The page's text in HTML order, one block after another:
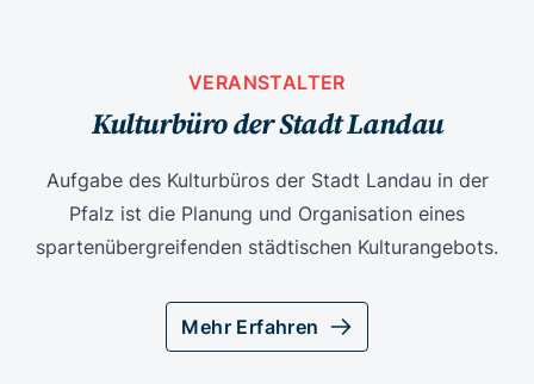
VERANSTALTER
Kulturbüro der Stadt Landau
Aufgabe des Kulturbüros der Stadt Landau in der
Pfalz ist die Planung und Organisation eines
spartenübergreifenden städtischen Kulturangebots.
Mehr Erfahren